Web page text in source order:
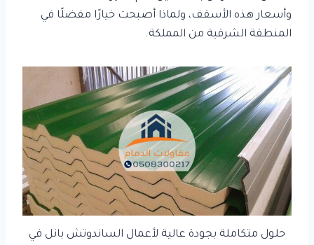
وأسعار هذه الأسقف، ولماذا أصبحت خيارًا مفضلًا في
المنطقة الشرقية من المملكة.
حلول متكاملة بجودة عالية لأعمال الساندوتش بانل في